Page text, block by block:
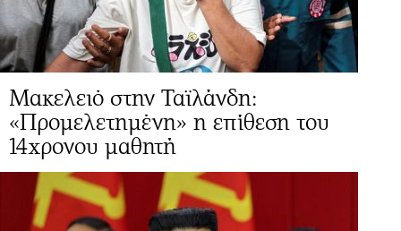
Μακελειό στην Ταϊλάνδη:
«Προμελετημένη» η επίθεση του
14χρονου μαθητή